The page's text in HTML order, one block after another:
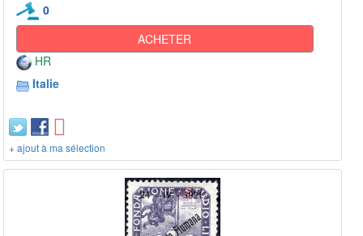
0
ACHETER
HR
Italie
+ ajout à ma sélection